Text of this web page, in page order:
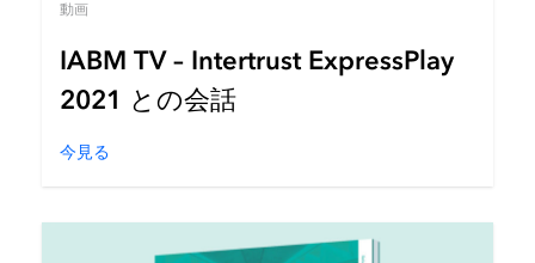
動画
IABM TV – Intertrust ExpressPlay
2021 との会話
今見る